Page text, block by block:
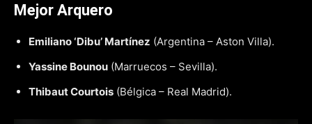
Mejor Arquero
Emiliano ‘Dibu’ Martínez (Argentina – Aston Villa).
Yassine Bounou (Marruecos – Sevilla).
Thibaut Courtois (Bélgica – Real Madrid).